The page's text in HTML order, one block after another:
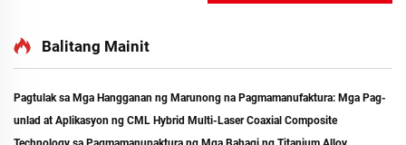
Balitang Mainit
Pagtulak sa Mga Hangganan ng Marunong na Pagmamanufaktura: Mga Pag-
unlad at Aplikasyon ng CML Hybrid Multi-Laser Coaxial Composite